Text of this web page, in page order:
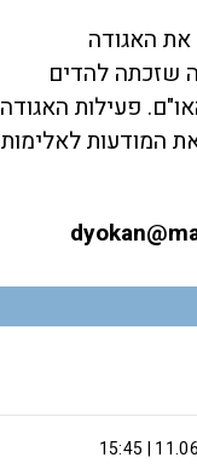
את האגודה
שזכתה להדים
פעילות האגודה
המודעות לאלימות